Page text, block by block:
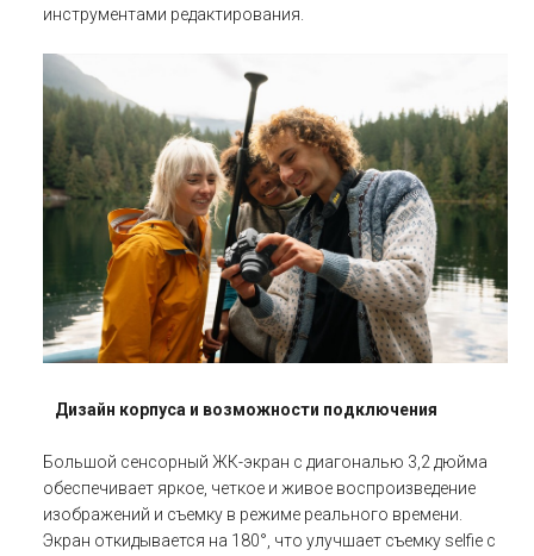
инструментами редактирования.
Дизайн корпуса и возможности подключения
Большой сенсорный ЖК-экран с диагональю 3,2 дюйма
обеспечивает яркое, четкое и живое воспроизведение
изображений и съемку в режиме реального времени.
Экран откидывается на 180°, что улучшает съемку selfie с